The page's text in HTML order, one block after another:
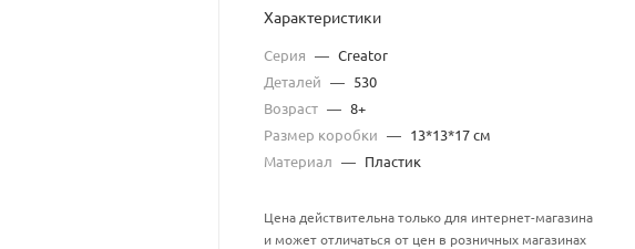
Характеристики
Серия — Creator
Деталей — 530
Возраст — 8+
Размер коробки — 13*13*17 см
Материал — Пластик
Цена действительна только для интернет-магазина
и может отличаться от цен в розничных магазинах